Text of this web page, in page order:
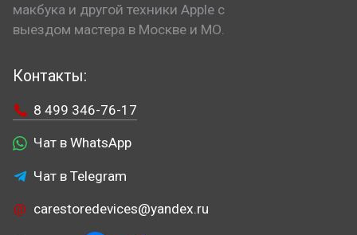
макбука и другой техники Apple с
выездом мастера в Москве и МО.
Контакты:
8 499 346-76-17
Чат в WhatsApp
Чат в Telegram
carestoredevices@yandex.ru